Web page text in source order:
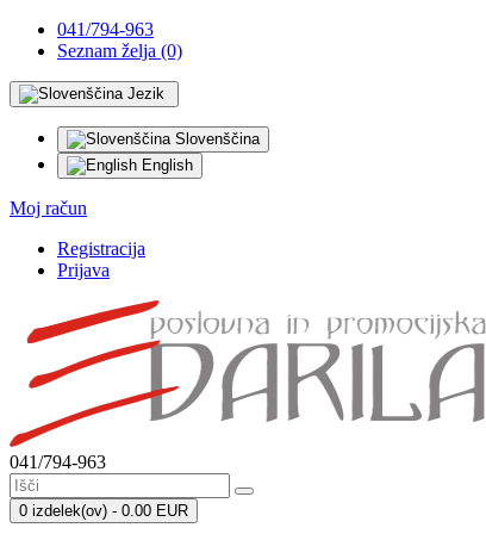
041/794-963
Seznam želja (0)
Jezik
Slovenščina
English
Moj račun
Registracija
Prijava
041/794-963
0 izdelek(ov) - 0.00 EUR